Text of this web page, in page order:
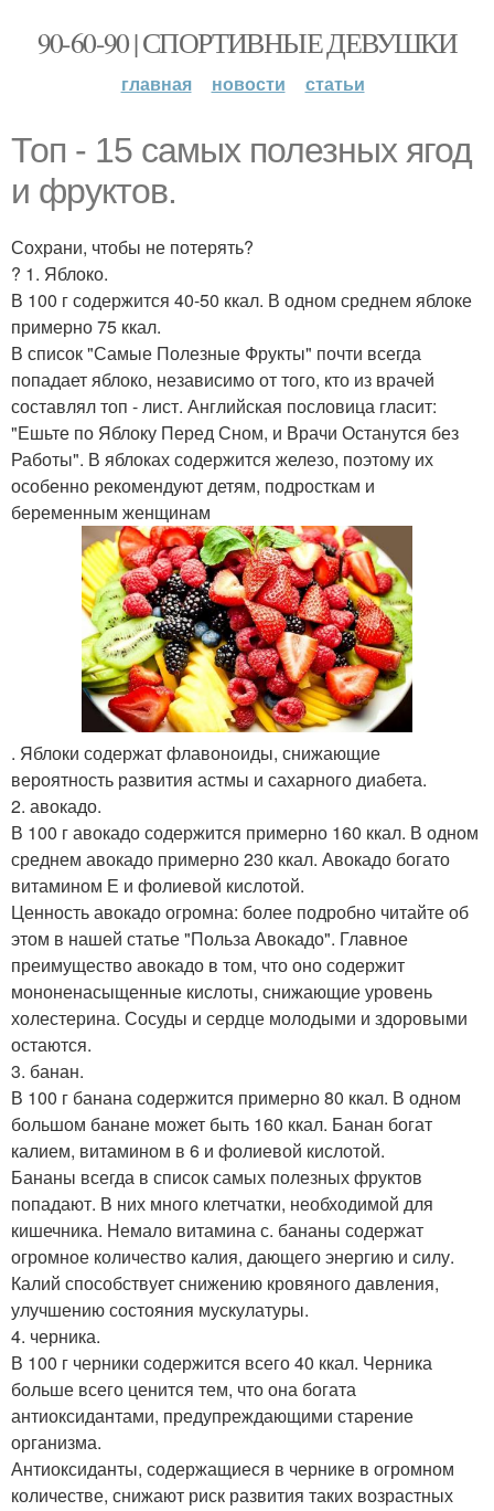
90-60-90 | СПОРТИВНЫЕ ДЕВУШКИ
главная новости статьи
Топ - 15 самых полезных ягод
и фруктов.
Сохрани, чтобы не потерять?
? 1. Яблоко.
В 100 г содержится 40-50 ккал. В одном среднем яблоке
примерно 75 ккал.
В список "Самые Полезные Фрукты" почти всегда
попадает яблоко, независимо от того, кто из врачей
составлял топ - лист. Английская пословица гласит:
"Ешьте по Яблоку Перед Сном, и Врачи Останутся без
Работы". В яблоках содержится железо, поэтому их
особенно рекомендуют детям, подросткам и
беременным женщинам
. Яблоки содержат флавоноиды, снижающие
вероятность развития астмы и сахарного диабета.
2. авокадо.
В 100 г авокадо содержится примерно 160 ккал. В одном
среднем авокадо примерно 230 ккал. Авокадо богато
витамином Е и фолиевой кислотой.
Ценность авокадо огромна: более подробно читайте об
этом в нашей статье "Польза Авокадо". Главное
преимущество авокадо в том, что оно содержит
мононенасыщенные кислоты, снижающие уровень
холестерина. Сосуды и сердце молодыми и здоровыми
остаются.
3. банан.
В 100 г банана содержится примерно 80 ккал. В одном
большом банане может быть 160 ккал. Банан богат
калием, витамином в 6 и фолиевой кислотой.
Бананы всегда в список самых полезных фруктов
попадают. В них много клетчатки, необходимой для
кишечника. Немало витамина с. бананы содержат
огромное количество калия, дающего энергию и силу.
Калий способствует снижению кровяного давления,
улучшению состояния мускулатуры.
4. черника.
В 100 г черники содержится всего 40 ккал. Черника
больше всего ценится тем, что она богата
антиоксидантами, предупреждающими старение
организма.
Антиоксиданты, содержащиеся в чернике в огромном
количестве, снижают риск развития таких возрастных